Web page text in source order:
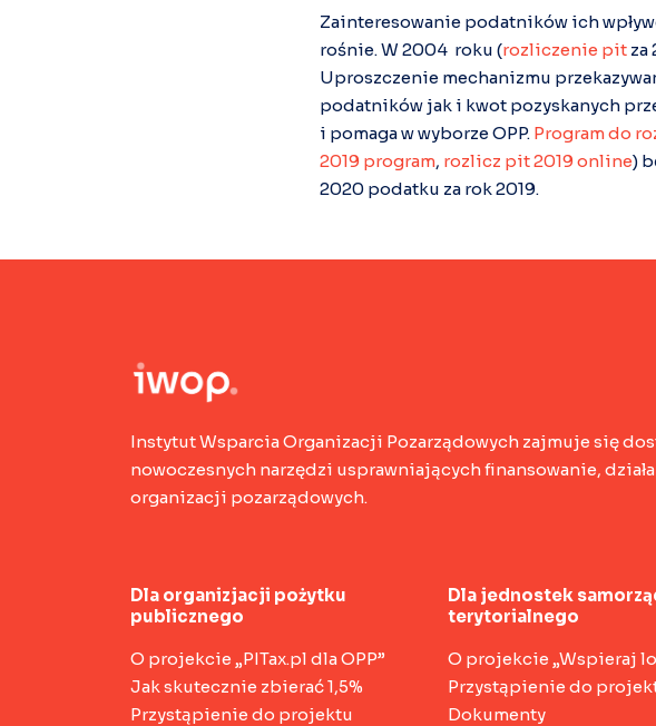
Zainteresowanie podatników ich
rośnie. W 2004 roku (rozliczenie pit za
Uproszczenie mechanizmu
podatników jak i kwot pozyskanych
i pomaga w wyborze OPP. Program do
2019 program, rozlicz pit 2019 online)
2020 podatku za rok 2019.
Instytut Wsparcia Organizacji Pozarządowych zajmuje się
nowoczesnych narzędzi usprawniających finansowanie,
organizacji pozarządowych.
Dla organizjacji pożytku
publicznego
O projekcie „PITax.pl dla OPP”
Jak skutecznie zbierać 1,5%
Przystąpienie do projektu
Dla jednostek
terytorialnego
O projekcie „Wspieraj
Przystąpienie do
Dokumenty